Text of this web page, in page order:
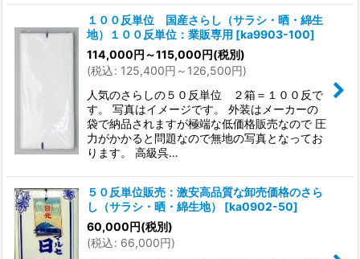
１００反単位 国産さらし（サラシ・晒・綿生
地）１００反単位：業販専用 [ka9903-100]
114,000円 ～115,000円(税別)
(税込: 125,400円 ～126,500円)
人気のさらしの５０反単位 ２箱＝１００反で
す。 写真はイメージです。 外装はメーカーの
袋で納品されますが極端な低価格販売なので 圧
力がかかると問題なので無地の写真となってお
ります。 高級呉…
５０反単位販売：激安高品質な卸売価格のさら
し（サラシ・晒・綿生地）
[ka0902-50]
60,000円(税別)
(税込: 66,000円)